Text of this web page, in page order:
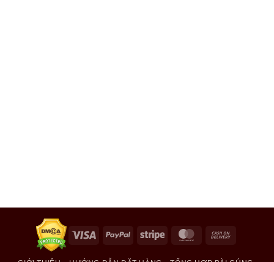
Visa PayPal Stripe MasterCard